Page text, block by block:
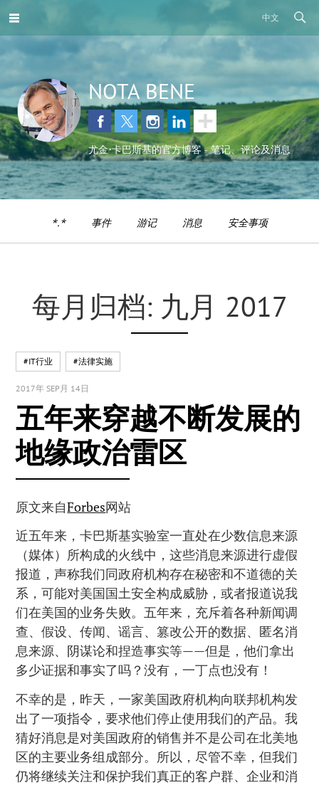
中文
NOTA BENE
尤金•卡巴斯基的官方博客 - 笔记、评论及消息
*.* 事件 游记 消息 安全事项
每月归档: 九月 2017
#IT行业 #法律实施
2017年 SEP月 14日
五年来穿越不断发展的
地缘政治雷区
原文来自Forbes网站
近五年来，卡巴斯基实验室一直处在少数信息来源
（媒体）所构成的火线中，这些消息来源进行虚假
报道，声称我们同政府机构存在秘密和不道德的关
系，可能对美国国土安全构成威胁，或者报道说我
们在美国的业务失败。五年来，充斥着各种新闻调
查、假设、传闻、谣言、篡改公开的数据、匿名消
息来源、阴谋论和捏造事实等——但是，他们拿出
多少证据和事实了吗？没有，一丁点也没有！
不幸的是，昨天，一家美国政府机构向联邦机构发
出了一项指令，要求他们停止使用我们的产品。我
猜好消息是对美国政府的销售并不是公司在北美地
区的主要业务组成部分。所以，尽管不幸，但我们
仍将继续关注和保护我们真正的客户群、企业和消